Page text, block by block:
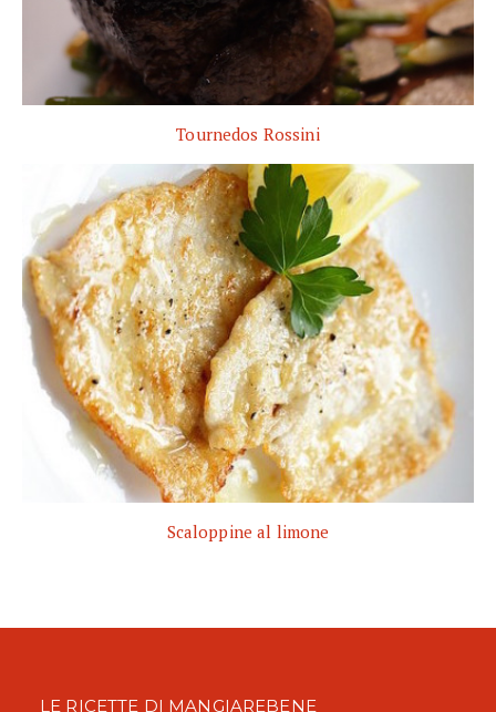
Tournedos Rossini
Scaloppine al limone
LE RICETTE DI MANGIAREBENE